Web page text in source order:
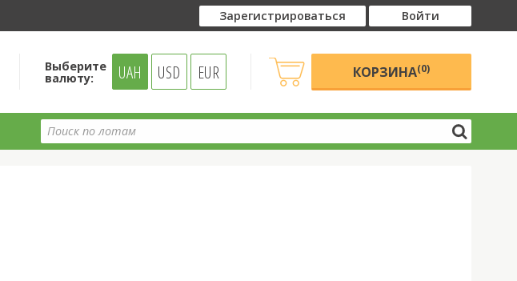
Зарегистрироваться Войти
Выберите
валюту: UAH USD EUR КОРЗИНА(0)